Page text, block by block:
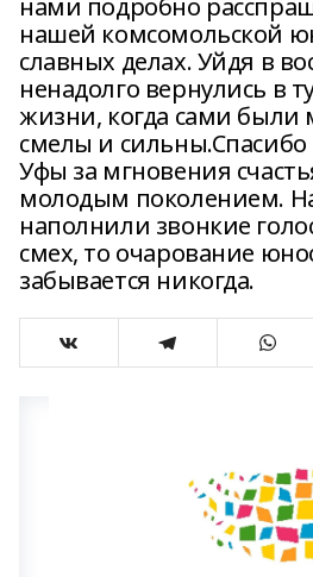
нами подробно
нашей комсомольской
славных делах. Уйдя в
ненадолго вернулись в
жизни, когда сами были
смелы и
Уфы за мгновения
молодым поколением.
наполнили звонкие
смех, то очарование
забывается никогда.